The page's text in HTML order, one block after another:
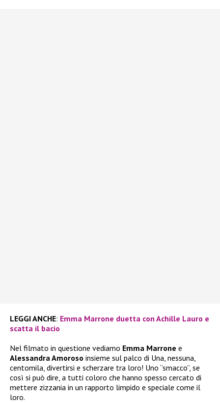
LEGGI ANCHE: Emma Marrone duetta con Achille Lauro e
scatta il bacio
Nel filmato in questione vediamo Emma Marrone e
Alessandra Amoroso insieme sul palco di Una, nessuna,
centomila, divertirsi e scherzare tra loro! Uno “smacco”, se
così si può dire, a tutti coloro che hanno spesso cercato di
mettere zizzania in un rapporto limpido e speciale come il
loro.